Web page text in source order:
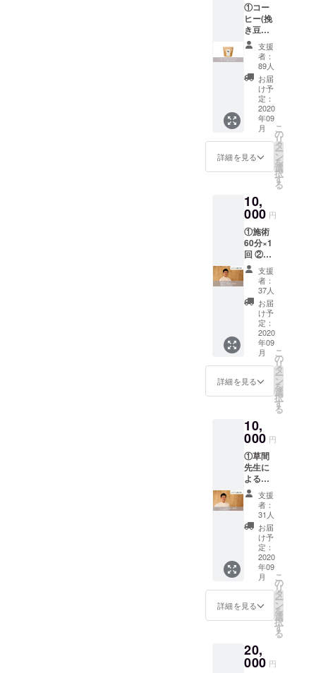
①コー
ヒー(挽
き豆
100g)
②草間
夫妻か
らのお
礼のお
手紙
支援
者：
89人
お届
け予
定：
2020
年09
月
詳細を見る
こ
の
リ
タ
ー
ン
を
選
択
す
る
10,
000 円
①施術
60分×1
回 ②セ
ルフケ
ア動画
(肩こり
腰痛編)
③草間
夫妻か
らのお
礼の
メール
「有効
期限：
2020年
9月」
お問合
せ：
026-
375-
2995 ※
施術の
予約に
関しま
して
は、9月
28日〜
順次日
程調整
メール
をお送
りしま
選択し
てくだ
支援
者：
37人
お届
け予
定：
2020
年09
月
詳細を見る
こ
の
リ
タ
ー
ン
を
選
択
す
る
10,
000 円
①草間
先生に
よるセ
ルフケ
ア動画
【肩こ
り腰痛
編】 ②
お礼の
写真
メール
支援
者：
31人
お届
け予
定：
2020
年09
月
詳細を見る
こ
の
リ
タ
ー
ン
を
選
択
す
る
20,
000 円